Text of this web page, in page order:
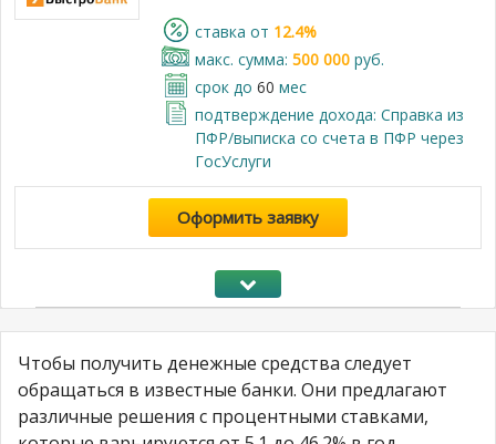
cтавка от 12.4%
макс. сумма: 500 000руб.
срок до 60 мес
подтверждение дохода: Справка из
ПФР/выписка со счета в ПФР через
ГосУслуги
Оформить заявку
Чтобы получить денежные средства следует
обращаться в известные банки. Они предлагают
различные решения с процентными ставками,